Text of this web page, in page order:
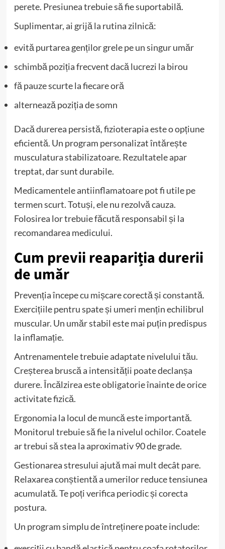
perete. Presiunea trebuie să fie suportabilă.
Suplimentar, ai grijă la rutina zilnică:
evită purtarea genților grele pe un singur umăr
schimbă poziția frecvent dacă lucrezi la birou
fă pauze scurte la fiecare oră
alternează poziția de somn
Dacă durerea persistă, fizioterapia este o opțiune
eficientă. Un program personalizat întărește
musculatura stabilizatoare. Rezultatele apar
treptat, dar sunt durabile.
Medicamentele antiinflamatoare pot fi utile pe
termen scurt. Totuși, ele nu rezolvă cauza.
Folosirea lor trebuie făcută responsabil și la
recomandarea medicului.
Cum previi reapariția durerii
de umăr
Prevenția începe cu mișcare corectă și constantă.
Exercițiile pentru spate și umeri mențin echilibrul
muscular. Un umăr stabil este mai puțin predispus
la inflamație.
Antrenamentele trebuie adaptate nivelului tău.
Creșterea bruscă a intensității poate declanșa
durere. Încălzirea este obligatorie înainte de orice
activitate fizică.
Ergonomia la locul de muncă este importantă.
Monitorul trebuie să fie la nivelul ochilor. Coatele
ar trebui să stea la aproximativ 90 de grade.
Gestionarea stresului ajută mai mult decât pare.
Relaxarea conștientă a umerilor reduce tensiunea
acumulată. Te poți verifica periodic și corecta
postura.
Un program simplu de întreținere poate include: